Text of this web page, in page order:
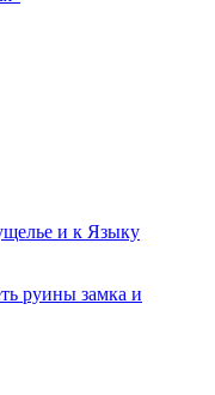
и к Языку
руины замка и